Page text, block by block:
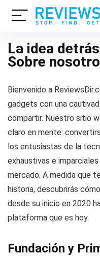
La idea
Sobre
Bienvenido a
gadgets con una
compartir. Nuestro sitio
claro en mente:
los entusiastas de la
exhaustivas e
mercado. A medida que
historia, descubrirás
desde su inicio en 2020
plataforma que es hoy.
Fundación y